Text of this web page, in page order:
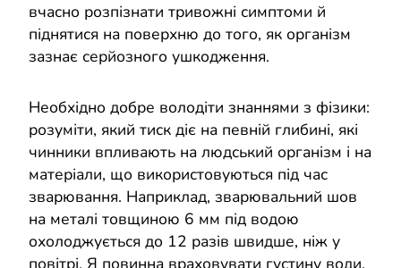
вчасно розпізнати тривожні симптоми й
піднятися на поверхню до того, як організм
зазнає серйозного ушкодження.
Необхідно добре володіти знаннями з фізики:
розуміти, який тиск діє на певній глибині, які
чинники впливають на людський організм і на
матеріали, що використовуються під час
зварювання. Наприклад, зварювальний шов
на металі товщиною 6 мм під водою
охолоджується до 12 разів швидше, ніж у
повітрі. Я повинна враховувати густину води,